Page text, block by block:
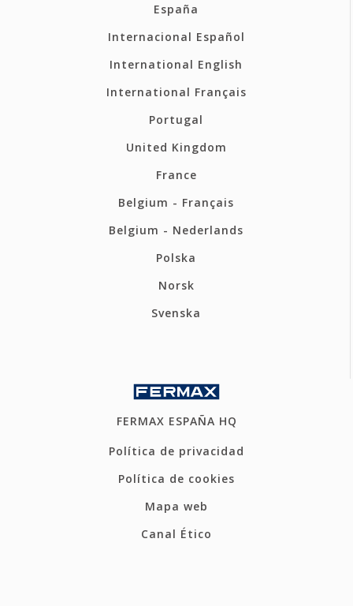
España
Internacional Español
International English
International Français
Portugal
United Kingdom
France
Belgium - Français
Belgium - Nederlands
Polska
Norsk
Svenska
FERMAX ESPAÑA HQ
Política de privacidad
Política de cookies
Mapa web
Canal Ético